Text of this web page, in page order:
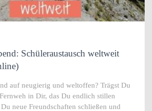
Schüleraustausch weltweit
auf neugierig und weltoffen? Trägst Du
in Dir, das Du endlich stillen
neue Freundschaften schließen und